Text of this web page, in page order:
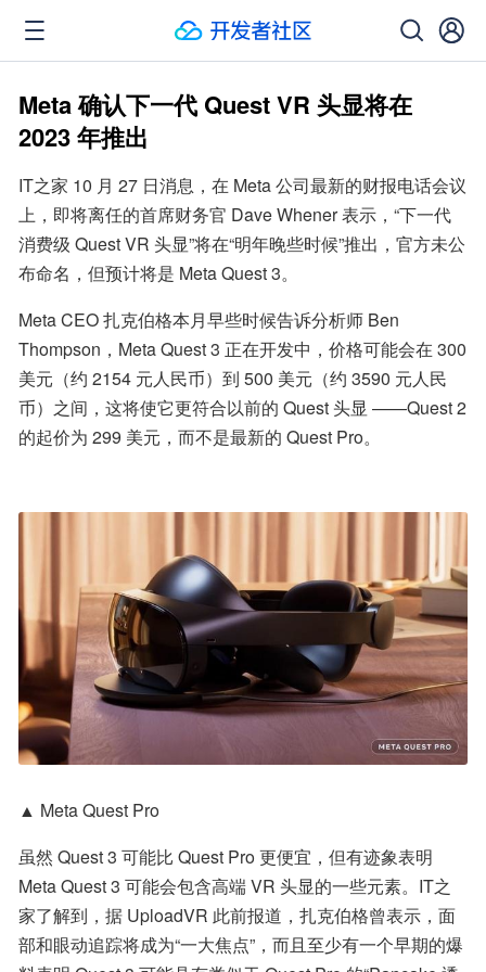
Meta 确认下一代 Quest VR 头显将在
2023 年推出
IT之家 10 月 27 日消息，在 Meta 公司最新的财报电话会议
上，即将离任的首席财务官 Dave Whener 表示，“下一代
消费级 Quest VR 头显”将在“明年晚些时候”推出，官方未公
布命名，但预计将是 Meta Quest 3。
Meta CEO 扎克伯格本月早些时候告诉分析师 Ben
Thompson，Meta Quest 3 正在开发中，价格可能会在 300
美元（约 2154 元人民币）到 500 美元（约 3590 元人民
币）之间，这将使它更符合以前的 Quest 头显 ——Quest 2
的起价为 299 美元，而不是最新的 Quest Pro。
▲ Meta Quest Pro
虽然 Quest 3 可能比 Quest Pro 更便宜，但有迹象表明
Meta Quest 3 可能会包含高端 VR 头显的一些元素。IT之
家了解到，据 UploadVR 此前报道，扎克伯格曾表示，面
部和眼动追踪将成为“一大焦点”，而且至少有一个早期的爆